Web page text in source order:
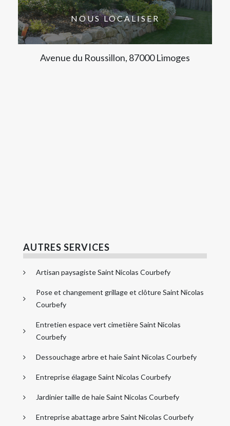
NOUS LOCALISER
Avenue du Roussillon, 87000 Limoges
AUTRES SERVICES
Artisan paysagiste Saint Nicolas Courbefy
Pose et changement grillage et clôture Saint Nicolas
Courbefy
Entretien espace vert cimetière Saint Nicolas
Courbefy
Dessouchage arbre et haie Saint Nicolas Courbefy
Entreprise élagage Saint Nicolas Courbefy
Jardinier taille de haie Saint Nicolas Courbefy
Entreprise abattage arbre Saint Nicolas Courbefy